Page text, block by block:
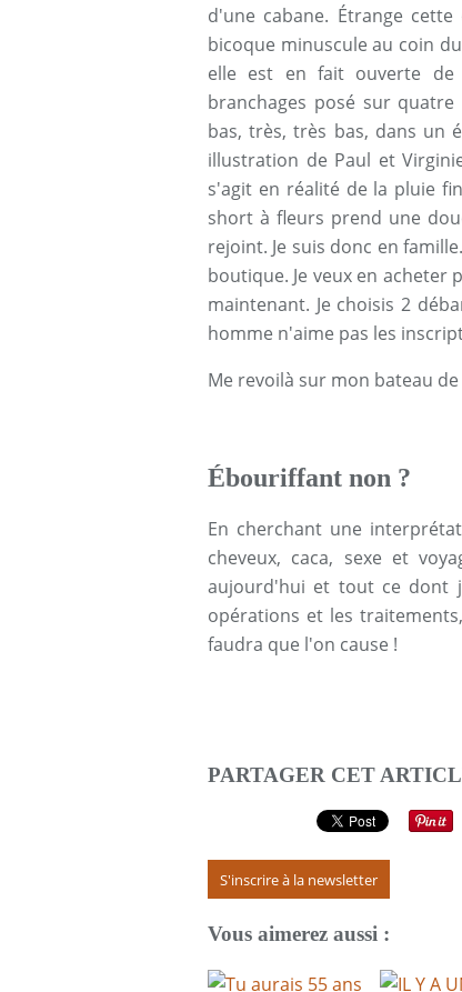
d'une cabane. Étrange
bicoque minuscule au coin
elle est en fait ouverte
branchages posé sur
bas, très, très bas, dans un
illustration de Paul et
s'agit en réalité de la pluie
short à fleurs prend une
rejoint. Je suis donc en
boutique. Je veux en acheter
maintenant. Je choisis 2
homme n'aime pas les
Me revoilà sur mon bateau
Ébouriffant non ?
En cherchant une
cheveux, caca, sexe et
aujourd'hui et tout ce dont
opérations et les
faudra que l'on cause !
PARTAGER CET
S'inscrire à la newsletter
Vous aimerez aussi :